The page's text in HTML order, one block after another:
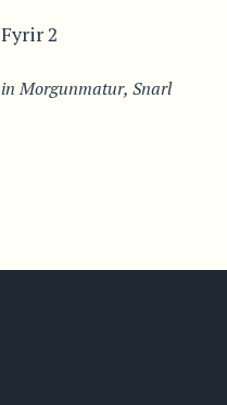
Fyrir 2
inMorgunmatur, Snarl